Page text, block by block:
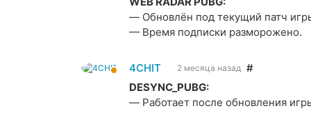
— Обновлён под текущий патч
— Время подписки разморожено.
4CHIT 2 месяца назад #
DESYNC_PUBG:
— Работает после обновления